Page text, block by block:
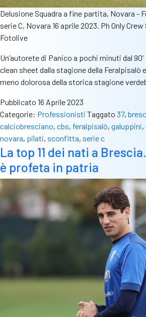
Delusione Squadra a fine partita, Novara -
serie C, Novara 16 aprile 2023. Ph Only
Fotolive
Un’autorete di Panico a pochi minuti dal
clean sheet dalla stagione della
meno dolorosa della storica stagione
Pubblicato 16 Aprile 2023
Categorie: Professionisti Taggato 37,
calciobresciano, cbs, feralpisalò, galuppini,
novara, pilati, sconfitta, serie c
La top 11 dei nati a
è profeta in patria